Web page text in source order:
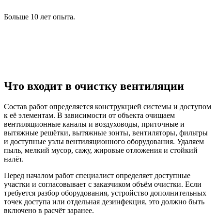
Больше 10 лет опыта.
Что входит в очистку вентиляции
Состав работ определяется конструкцией системы и доступом
к её элементам. В зависимости от объекта очищаем
вентиляционные каналы и воздуховоды, приточные и
вытяжные решётки, вытяжные зонты, вентиляторы, фильтры
и доступные узлы вентиляционного оборудования. Удаляем
пыль, мелкий мусор, сажу, жировые отложения и стойкий
налёт.
Перед началом работ специалист определяет доступные
участки и согласовывает с заказчиком объём очистки. Если
требуется разбор оборудования, устройство дополнительных
точек доступа или отдельная дезинфекция, это должно быть
включено в расчёт заранее.